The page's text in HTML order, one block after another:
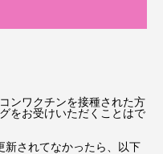
ンワクチンを接種された方
をお受けいただくことはで
新されてなかったら、以下